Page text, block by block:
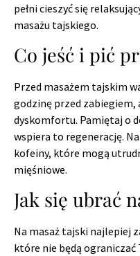
pełni cieszyć się
masażu tajskiego.
Co jeść i pić
Przed masażem tajskim
godzinę przed zabiegiem,
dyskomfortu. Pamiętaj o
wspiera to regenerację.
kofeiny, które mogą
mięśniowe.
Jak się ubrać
Na masaż tajski najlepiej
które nie będą